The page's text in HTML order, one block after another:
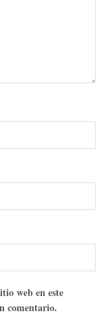
web en este
comentario.